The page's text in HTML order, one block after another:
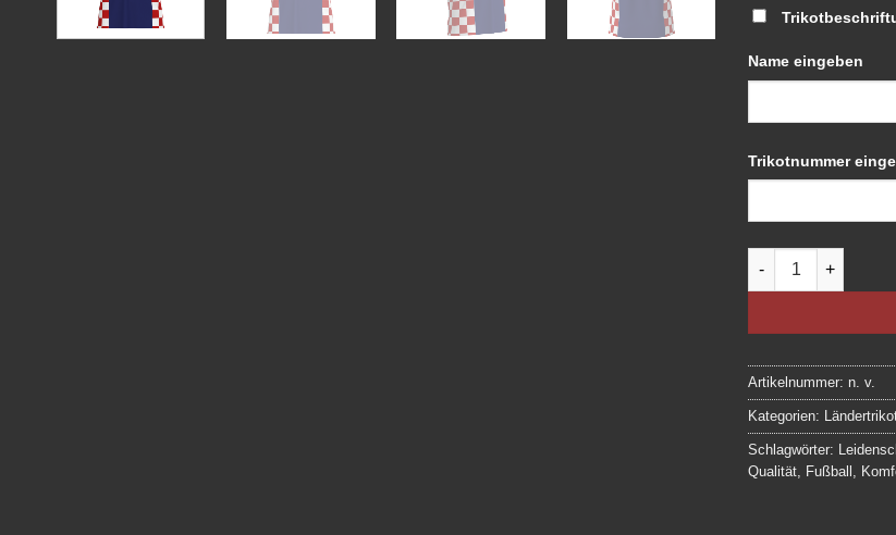
Name eingeben
Trikotnummer
Fan Trikot -
Artikelnummer: n. v.
Kategorien:
Schlagwörter:
Qualität Fußball